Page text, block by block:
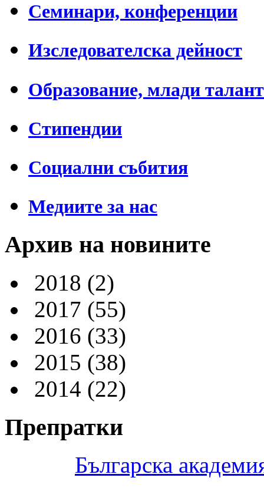
Семинари, конференции
Изследователска дейност
Образование, млади
Стипендии
Социални събития
Медиите за нас
Архив на новините
2018 (2)
2017 (55)
2016 (33)
2015 (38)
2014 (22)
Препратки
Българска